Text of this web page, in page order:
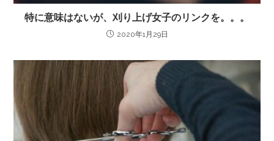
特に意味はないが、刈り上げ女子のリンクを。。。
2020年1月29日